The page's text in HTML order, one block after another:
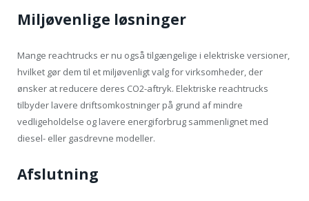
Miljøvenlige løsninger
Mange reachtrucks er nu også tilgængelige i elektriske versioner,
hvilket gør dem til et miljøvenligt valg for virksomheder, der
ønsker at reducere deres CO2-aftryk. Elektriske reachtrucks
tilbyder lavere driftsomkostninger på grund af mindre
vedligeholdelse og lavere energiforbrug sammenlignet med
diesel- eller gasdrevne modeller.
Afslutning